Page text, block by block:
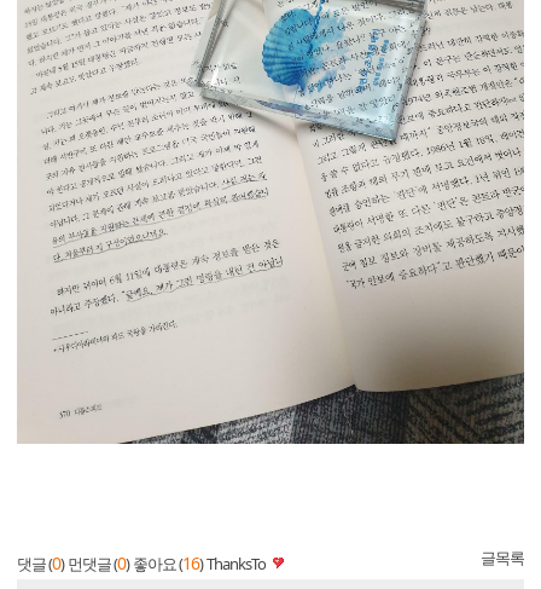
댓글 (0) 먼댓글 (0) 좋아요 (16)ThanksTo 글목록